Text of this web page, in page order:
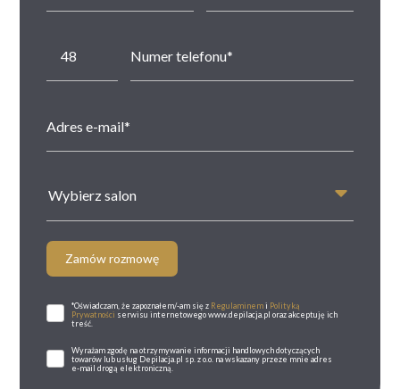
Wybierz salon
Zamów rozmowę
*Oświadczam, że zapoznałem/-am się z Regulaminemi Polityką
Prywatności serwisu internetowego www.depilacja.pl oraz akceptuję ich
treść.
Wyrażam zgodę na otrzymywanie informacji handlowych dotyczących
towarów lub usług Depilacja.pl sp. z o.o. na wskazany przeze mnie adres
e-mail drogą elektroniczną.